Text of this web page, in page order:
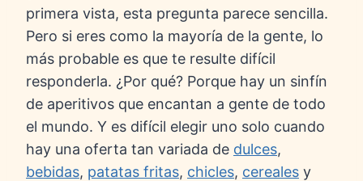
primera vista, esta pregunta parece sencilla.
Pero si eres como la mayoría de la gente, lo
más probable es que te resulte difícil
responderla. ¿Por qué? Porque hay un sinfín
de aperitivos que encantan a gente de todo
el mundo. Y es difícil elegir uno solo cuando
hay una oferta tan variada de dulces,
bebidas, patatas fritas, chicles, cereales y